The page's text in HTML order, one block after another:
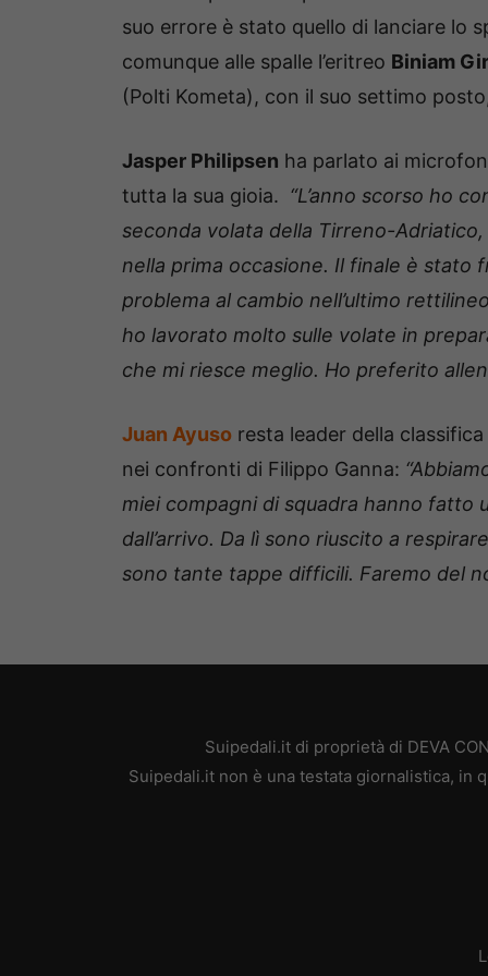
suo errore è stato quello di lanciare lo
comunque alle spalle l’eritreo Biniam
(Polti Kometa), con il suo settimo
Jasper Philipsen ha parlato ai
tutta la sua gioia. “L’anno scorso ho
seconda volata della Tirreno-
nella prima occasione. Il finale è stato
problema al cambio nell’ultimo
ho lavorato molto sulle volate in
che mi riesce meglio. Ho preferito
Juan Ayuso resta leader della
nei confronti di Filippo Ganna:
miei compagni di squadra hanno
dall’arrivo. Da lì sono riuscito a
sono tante tappe difficili. Faremo del
Suipedali.it di proprietà di DEVA
Suipedali.it non è una testata giornalistica, in